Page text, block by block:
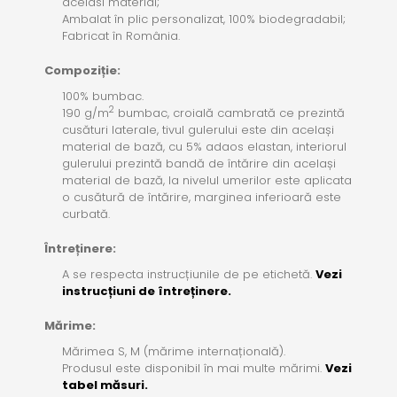
Ambalat în plic personalizat, 100% biodegradabil;
Fabricat în România.
Compoziție:
100% bumbac.
190 g/m2 bumbac, croială cambrată ce prezintă
cusături laterale, tivul gulerului este din același
material de bază, cu 5% adaos elastan, interiorul
gulerului prezintă bandă de întărire din același
material de bază, la nivelul umerilor este aplicata
o cusătură de întărire, marginea inferioară este
curbată.
Întreținere:
A se respecta instrucțiunile de pe etichetă. Vezi
instrucțiuni de întreținere.
Mărime:
Mărimea S, M (mărime internațională).
Produsul este disponibil în mai multe mărimi. Vezi
tabel măsuri.